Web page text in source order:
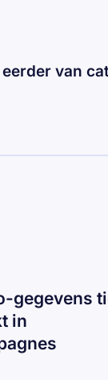
van
gegevens
in